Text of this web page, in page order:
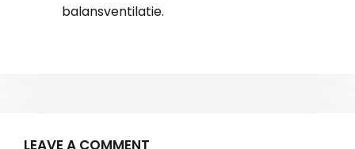
balansventilatie.
LEAVE A COMMENT